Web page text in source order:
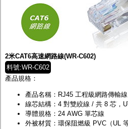
2米CAT6高速網路線(WR-C602)
料號:WR-C602
產品規格：
產品名稱：RJ45 工程級網路傳輸
線芯結構：4 對雙絞線 / 共 8 芯，
導體規格：24 AWG 單芯線
外被材質：環保阻燃級 PVC（UL